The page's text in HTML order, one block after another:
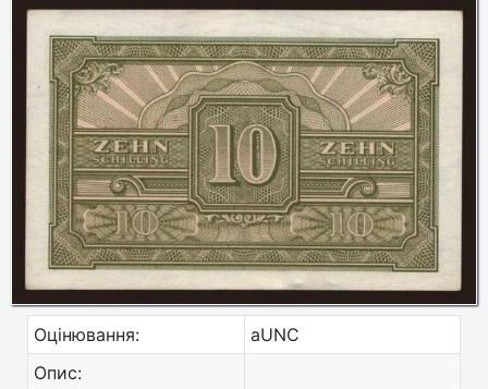
Оцінювання:
aUNC
Опис: